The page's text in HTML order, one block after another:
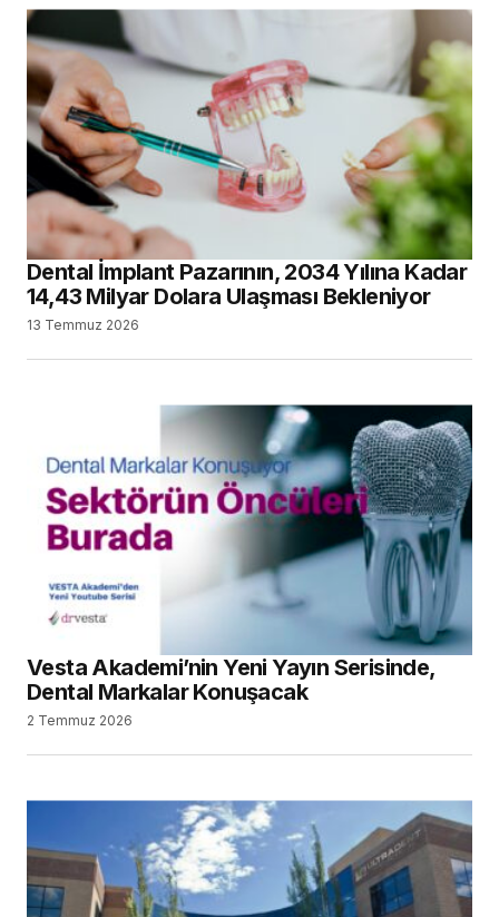
Dental İmplant Pazarının, 2034 Yılına Kadar
14,43 Milyar Dolara Ulaşması Bekleniyor
13 Temmuz 2026
Vesta Akademi’nin Yeni Yayın Serisinde,
Dental Markalar Konuşacak
2 Temmuz 2026